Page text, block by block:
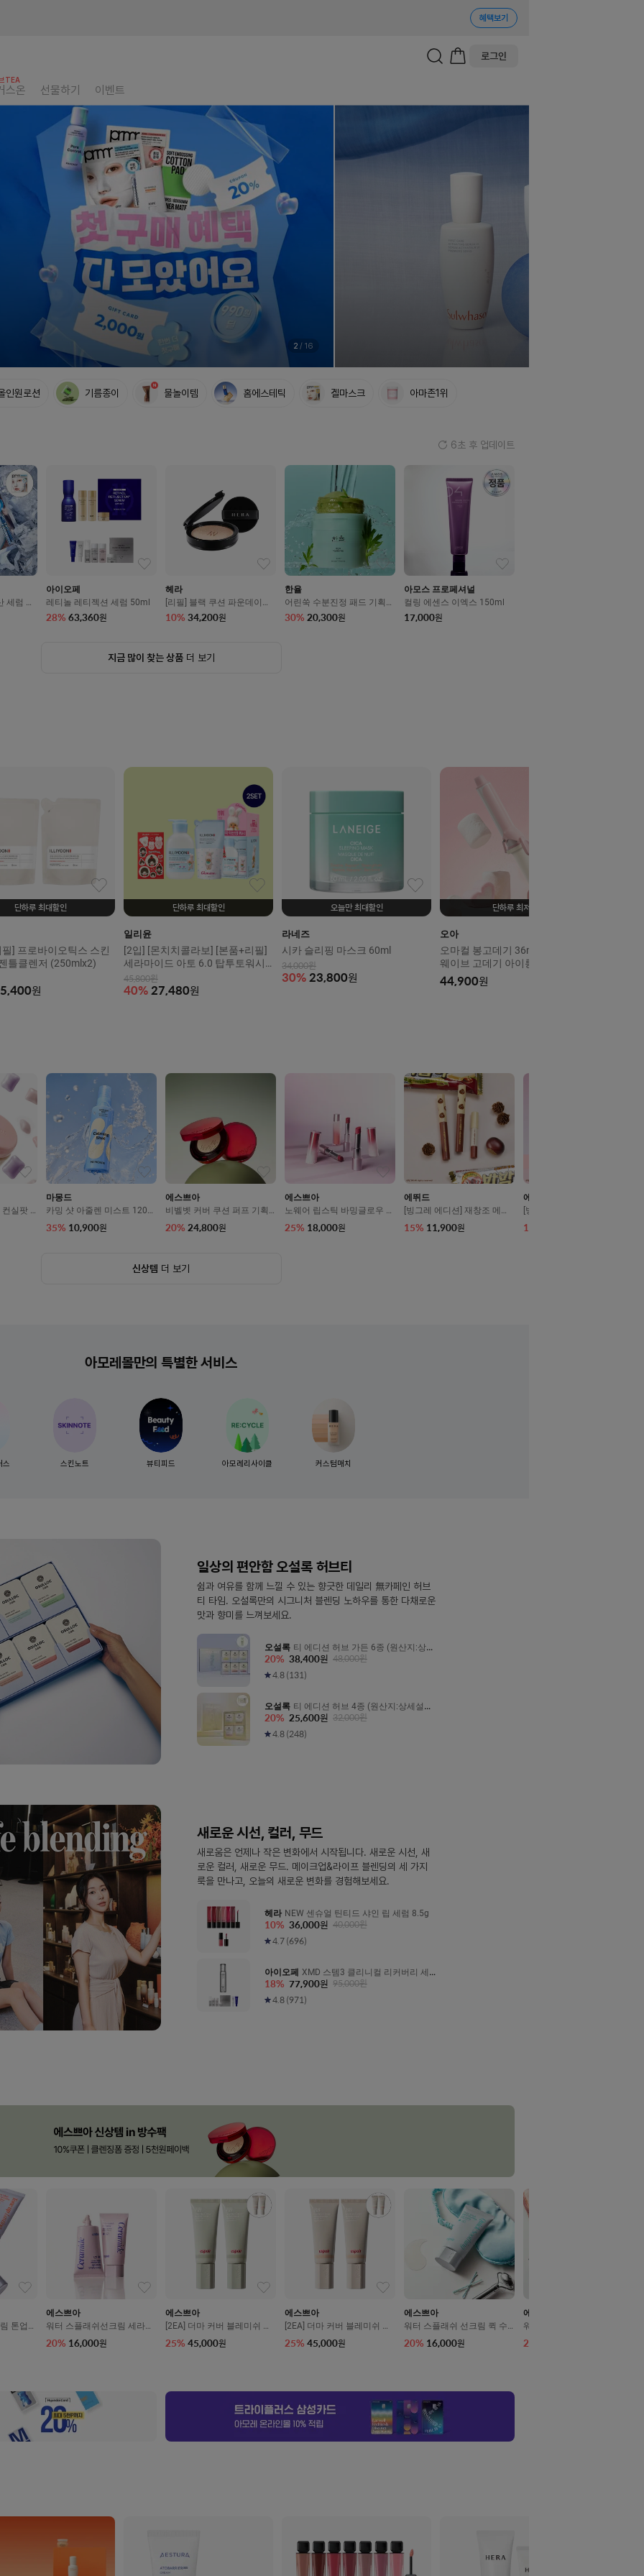
혜택보기
로그인
TEA
스온 선물하기 이벤트
2 / 16
8월 아/모/레/위/크
5종쿠폰팩 | 선착순 반값쿠폰
설화수, 데일리 리추얼
17%쿠폰 | 자음생3종&5천P페이백
올여름 헤라 베이스 루틴
10%쿠폰 | 폼&오일증정 | 샘플픽
카밍 샷 아줄렌 미스트
런칭특가 10,900원 | 앰플 증정
전문기관 시너지템 특집
최대 25% | 6종키트&5천P페이백
커버 톡 컨실러 팟 출시
컨실러 브러쉬 증정 | 5천원페이백
첫단계 장벽토너 장벽보습
5%쿠폰 | 캡슐토너&클렌징폼 증정
여름철 열감잡는 청량수분
최대37%| 5종키트&메쉬파우치 증정
프리메라 홈케어 겔마스크
7%쿠폰 | 굿즈 샘플픽 | 멤플쿠폰
라네즈 네오쿠션&클렌징
최대 40%| BEST 3종키트 증정
메타그린 바디리셋 챌린지
5%쿠폰 | 메타그린키트&1만P페이백
일리윤, 바캉스 케어
10%쿠폰| 아토3종키트&5천원페이백
아모레몰 E등급 GIFT
풋크림&괄사 + 1만원 기프트카드
여름의 무드 그대로
롤리타렘피카, 최대 75%OFF
8월 아/모/레/위/크
5종쿠폰팩 | 선착순 반값쿠폰
설화수, 데일리 리추얼
17%쿠폰 | 자음생3종&5천P페이백
올여름 헤라 베이스 루틴
10%쿠폰 | 폼&오일증정 | 샘플픽
카밍 샷 아줄렌 미스트
런칭특가 10,900원 | 앰플 증정
전문기관 시너지템 특집
최대 25% | 6종키트&5천P페이백
커버 톡 컨실러 팟 출시
컨실러 브러쉬 증정 | 5천원페이백
첫단계 장벽토너 장벽보습
5%쿠폰 | 캡슐토너&클렌징폼 증정
여름철 열감잡는 청량수분
최대37%| 5종키트&메쉬파우치 증정
프리메라 홈케어 겔마스크
7%쿠폰 | 굿즈 샘플픽 | 멤플쿠폰
라네즈 네오쿠션&클렌징
최대 40%| BEST 3종키트 증정
메타그린 바디리셋 챌린지
5%쿠폰 | 메타그린키트&1만P페이백
일리윤, 바캉스 케어
10%쿠폰| 아토3종키트&5천원페이백
아모레몰 E등급 GIFT
풋크림&괄사 + 1만원 기프트카드
여름의 무드 그대로
롤리타렘피카, 최대 75%OFF
8월 아/모/레/위/크
5종쿠폰팩 | 선착순 반값쿠폰
설화수, 데일리 리추얼
17%쿠폰 | 자음생3종&5천P페이백
올여름 헤라 베이스 루틴
10%쿠폰 | 폼&오일증정 | 샘플픽
카밍 샷 아줄렌 미스트
런칭특가 10,900원 | 앰플 증정
전문기관 시너지템 특집
최대 25% | 6종키트&5천P페이백
커버 톡 컨실러 팟 출시
컨실러 브러쉬 증정 | 5천원페이백
첫단계 장벽토너 장벽보습
5%쿠폰 | 캡슐토너&클렌징폼 증정
여름철 열감잡는 청량수분
최대37%| 5종키트&메쉬파우치 증정
프리메라 홈케어 겔마스크
7%쿠폰 | 굿즈 샘플픽 | 멤플쿠폰
라네즈 네오쿠션&클렌징
최대 40%| BEST 3종키트 증정
메타그린 바디리셋 챌린지
5%쿠폰 | 메타그린키트&1만P페이백
일리윤, 바캉스 케어
10%쿠폰| 아토3종키트&5천원페이백
아모레몰 E등급 GIFT
풋크림&괄사 + 1만원 기프트카드
여름의 무드 그대로
롤리타렘피카, 최대 75%OFF
인원로션 기름종이 물놀이템 홈에스테틱 겔마스크 아마존1위
4초 후 업데이트
세럼 메
아이오페
레티놀 레티젝션 세럼 50ml
28% 63,360원
헤라
[리필] 블랙 쿠션 파운데이션
SPF34/PA++ 15g
10% 34,200원
한율
어린쑥 수분진정 패드 기획세
트 60매
30% 20,300원
아모스 프로페셔널
컬링 에센스 이엑스 150ml
17,000원
지금 많이 찾는 상품 더 보기
단하루 최대할인
] 프로바이오틱스 스킨
틀클렌저 (250mlx2)
원
단하루 최대할인
일리윤
[2입] [몬치치콜라보] [본품+리필]
세라마이드 아토 6.0 탑투토워시
(500ml+500ml)x2
45,800원
40% 27,480원
오늘만 최대할인
라네즈
시카 슬리핑 마스크 60ml
34,000원
30% 23,800원
단하루 최저가
오아
오마컬 봉고데기 36mm&40mm
웨이브 고데기 아이롱 헤어 볼륨
프리볼트
44,900원
컨실팟 4
마몽드
카밍 샷 아줄렌 미스트 120m
35% 10,900원
에스쁘아
비벨벳 커버 쿠션 퍼프 기획
20% 24,800원
에스쁘아
노웨어 립스틱 바밍글로우 3
25% 18,000원
에뛰드
[빙그레 에디션] 재창조 메이
15% 11,900원
에뛰드
[빙그레 에디션] 포근 픽싱 틴
15
신상템 더 보기
아모레몰만의 특별한 서비스
스 스킨노트 뷰티피드 아모레리사이클 커스텀매치
일상의 편안함 오설록 허브티
쉼과 여유를 함께 느낄 수 있는 향긋한 데일리 無카페인 허브
티 타임. 오설록만의 시그니처 블렌딩 노하우를 통한 다채로운
맛과 향미를 느껴보세요.
오설록 티 에디션 허브 가든 6종 (원산지:상세
설명참조)
20% 38,400원 48,000원
4.8 (131)
오설록 티 에디션 허브 4종 (원산지:상세설명
참조)
20% 25,600원 32,000원
4.8 (248)
새로운 시선, 컬러, 무드
새로움은 언제나 작은 변화에서 시작됩니다. 새로운 시선, 새
로운 컬러, 새로운 무드. 메이크업&라이프 블렌딩의 세 가지
룩을 만나고, 오늘의 새로운 변화를 경험해보세요.
헤라 NEW 센슈얼 틴티드 샤인 립 세럼 8.5g
10% 36,000원 40,000원
4.7 (696)
아이오페 XMD 스템3 클리니컬 리커버리 세럼
50ml
18% 77,900원 95,000원
4.8 (971)
톤업
에스쁘아
워터 스플래쉬선크림 세라마
20% 16,000원
에스쁘아
[2EA] 더마 커버 블레미쉬 밤
25% 45,000원
에스쁘아
[2EA] 더마 커버 블레미쉬 밤
+/PA++++
25% 45,000원
에스쁘아
워터 스플래쉬 선크림 퀵 수
20% 16,000원
에스쁘아
워터 스플래쉬 선크림 탠글로
20